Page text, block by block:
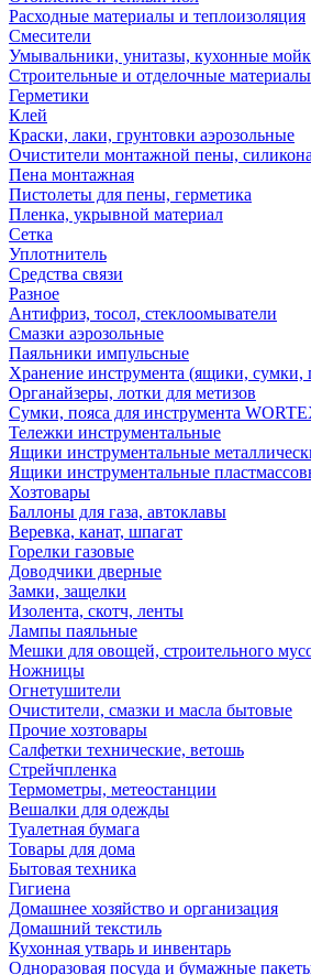
Расходные материалы и теплоизоляция
Смесители
Умывальники, унитазы, кухонные
Строительные и отделочные материалы
Герметики
Клей
Краски, лаки, грунтовки аэрозольные
Очистители монтажной пены, силикона
Пена монтажная
Пистолеты для пены, герметика
Пленка, укрывной материал
Сетка
Уплотнитель
Средства связи
Разное
Антифриз, тосол, стеклоомыватели
Смазки аэрозольные
Паяльники импульсные
Хранение инструмента (ящики, сумки,
Органайзеры, лотки для метизов
Сумки, пояса для инструмента
Тележки инструментальные
Ящики инструментальные
Ящики инструментальные
Хозтовары
Баллоны для газа, автоклавы
Веревка, канат, шпагат
Горелки газовые
Доводчики дверные
Замки, защелки
Изолента, скотч, ленты
Лампы паяльные
Мешки для овощей, строительного
Ножницы
Огнетушители
Очистители, смазки и масла бытовые
Прочие хозтовары
Салфетки технические, ветошь
Стрейчпленка
Термометры, метеостанции
Вешалки для одежды
Туалетная бумага
Товары для дома
Бытовая техника
Гигиена
Домашнее хозяйство и организация
Домашний текстиль
Кухонная утварь и инвентарь
Одноразовая посуда и бумажные